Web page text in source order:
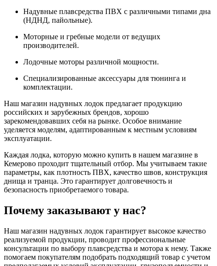
Надувные плавсредства ПВХ с различными типами дна
(НДНД, пайольные).
Моторные и гребные модели от ведущих
производителей.
Лодочные моторы различной мощности.
Специализированные аксессуары для тюнинга и
комплектации.
Наш магазин надувных лодок предлагает продукцию
российских и зарубежных брендов, хорошо
зарекомендовавших себя на рынке. Особое внимание
уделяется моделям, адаптированным к местным условиям
эксплуатации.
Каждая лодка, которую можно купить в нашем магазине в
Кемерово проходит тщательный отбор. Мы учитываем такие
параметры, как плотность ПВХ, качество швов, конструкция
днища и транца. Это гарантирует долговечность и
безопасность приобретаемого товара.
Почему заказывают у нас?
Наш магазин надувных лодок гарантирует высокое качество
реализуемой продукции, проводит профессиональные
консультации по выбору плавсредства и мотора к нему. Также
помогаем покупателям подобрать подходящий товар с учетом